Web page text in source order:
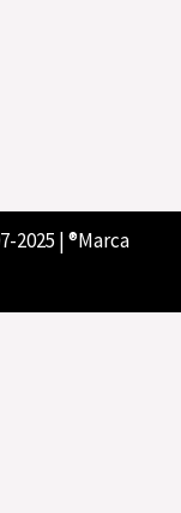
2025 | ®Marca